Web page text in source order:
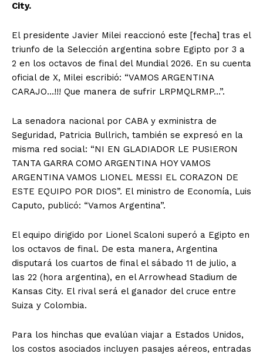
City.
El presidente Javier Milei reaccionó este [fecha] tras el
triunfo de la Selección argentina sobre Egipto por 3 a
2 en los octavos de final del Mundial 2026. En su cuenta
oficial de X, Milei escribió: “VAMOS ARGENTINA
CARAJO…!!! Que manera de sufrir LRPMQLRMP…”.
La senadora nacional por CABA y exministra de
Seguridad, Patricia Bullrich, también se expresó en la
misma red social: “NI EN GLADIADOR LE PUSIERON
TANTA GARRA COMO ARGENTINA HOY VAMOS
ARGENTINA VAMOS LIONEL MESSI EL CORAZON DE
ESTE EQUIPO POR DIOS”. El ministro de Economía, Luis
Caputo, publicó: “Vamos Argentina”.
El equipo dirigido por Lionel Scaloni superó a Egipto en
los octavos de final. De esta manera, Argentina
disputará los cuartos de final el sábado 11 de julio, a
las 22 (hora argentina), en el Arrowhead Stadium de
Kansas City. El rival será el ganador del cruce entre
Suiza y Colombia.
Para los hinchas que evalúan viajar a Estados Unidos,
los costos asociados incluyen pasajes aéreos, entradas